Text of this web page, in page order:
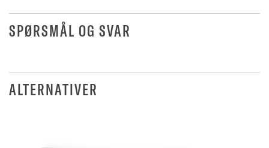
SPØRSMÅL OG SVAR
ALTERNATIVER